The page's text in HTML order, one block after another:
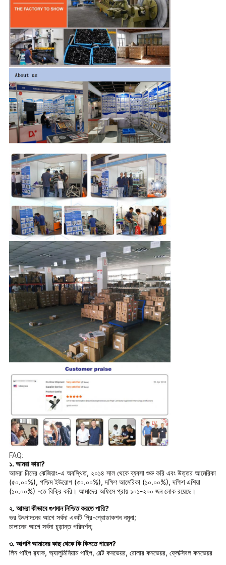
FAQ:
১. আমরা কারা?
আমরা চীনের ঝেজিয়াং-এ অবস্থিত, ২০১৪ সাল থেকে ব্যবসা শুরু করি এবং উত্তর আমেরিকা
(৫০.০০%), পশ্চিম ইউরোপ (৩০.০০%), দক্ষিণ আমেরিকা (১০.০০%), দক্ষিণ এশিয়া
(১০.০০%) -তে বিক্রি করি। আমাদের অফিসে প্রায় ১০১-২০০ জন লোক রয়েছে।
২. আমরা কীভাবে গুণমান নিশ্চিত করতে পারি?
ভর উৎপাদনের আগে সর্বদা একটি প্রি-প্রোডাকশন নমুনা;
চালানের আগে সর্বদা চূড়ান্ত পরিদর্শন;
৩. আপনি আমাদের কাছ থেকে কি কিনতে পারেন?
লিন পাইপ র‍্যাক, অ্যালুমিনিয়াম পাইপ, বেল্ট কনভেয়র, রোলার কনভেয়র, ফ্লেক্সিবল কনভেয়র